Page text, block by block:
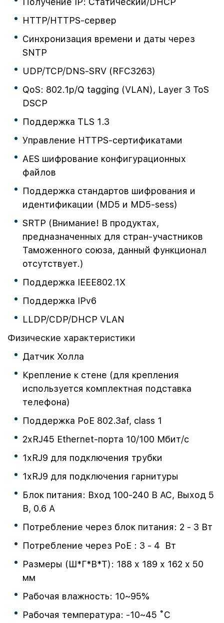
HTTP/HTTPS-сервер
Синхронизация времени и даты через
SNTP
UDP/TCP/DNS-SRV (RFC3263)
QoS: 802.1p/Q tagging (VLAN), Layer 3 ToS
DSCP
Поддержка TLS 1.3
Управление HTTPS-сертификатами
AES шифрование конфигурационных
файлов
Поддержка стандартов шифрования и
идентификации (MD5 и MD5-sess)
SRTP (Внимание! В продуктах,
предназначенных для стран-участников
Таможенного союза, данный функционал
отсутствует.)
Поддержка IEEE802.1X
Поддержка IPv6
LLDP/CDP/DHCP VLAN
Физические характеристики
Датчик Холла
Крепление к стене (для крепления
используется комплектная подставка
телефона)
Поддержка PoE 802.3af, class 1
2хRJ45 Ethernet-порта 10/100 Мбит/с
1хRJ9 для подключения трубки
1хRJ9 для подключения гарнитуры
Блок питания: Вход 100-240 В AC, Выход 5
В, 0.6 А
Потребление через блок питания: 2 - 3 Вт
Потребление через PoE : 3 - 4 Вт
Размеры (Ш*Г*В*Т): 188 х 189 х 162 х 50
мм
Рабочая влажность: 10~95%
Рабочая температура: -10~45 ˚C